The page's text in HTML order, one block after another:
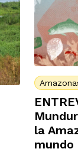
la
mundo